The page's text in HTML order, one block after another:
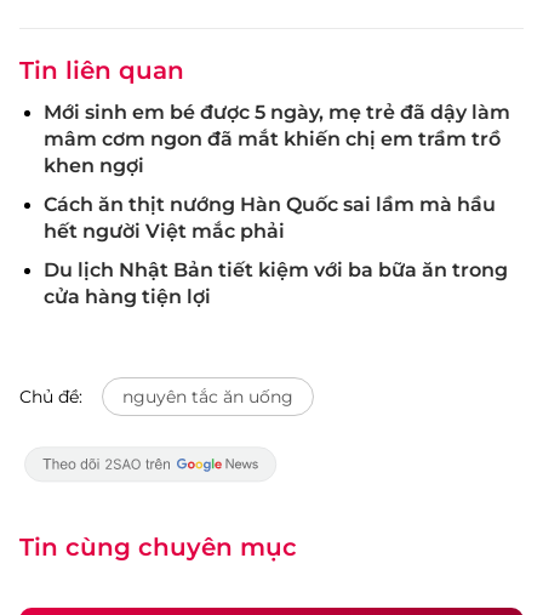
Tin liên quan
Mới sinh em bé được 5 ngày, mẹ trẻ đã dậy làm
mâm cơm ngon đã mắt khiến chị em trầm trồ
khen ngợi
Cách ăn thịt nướng Hàn Quốc sai lầm mà hầu
hết người Việt mắc phải
Du lịch Nhật Bản tiết kiệm với ba bữa ăn trong
cửa hàng tiện lợi
Chủ đề: nguyên tắc ăn uống
Tin cùng chuyên mục